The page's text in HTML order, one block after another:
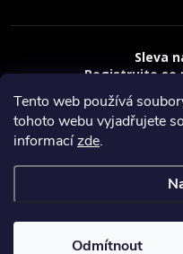
Tento web používá
tohoto webu vyjadřujete
informacízde.
Odmítnout
Copyright 2026
VRÁCENÍ 14 DNÍ
Sleva
Registrujte se
sleva 100 Kč*